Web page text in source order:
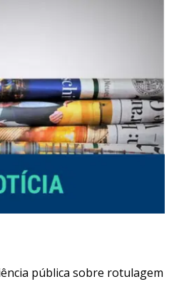
pública sobre rotulagem